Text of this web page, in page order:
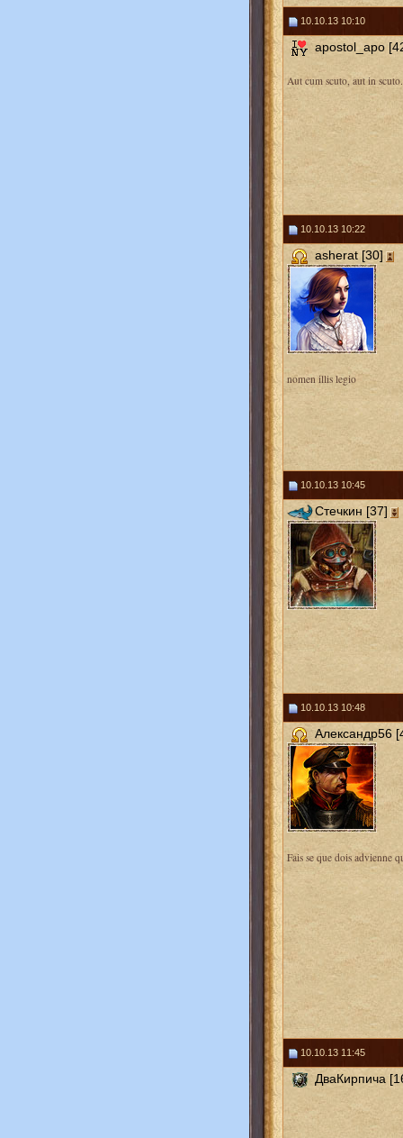
10.10.13 10:10
apostol_apo
Aut cum scuto, aut in scuto.
10.10.13 10:22
asherat [30]
nomen illis legio
10.10.13 10:45
Стечкин [37]
10.10.13 10:48
Александр56
Fais se que dois advienne
10.10.13 11:45
ДваКирпича